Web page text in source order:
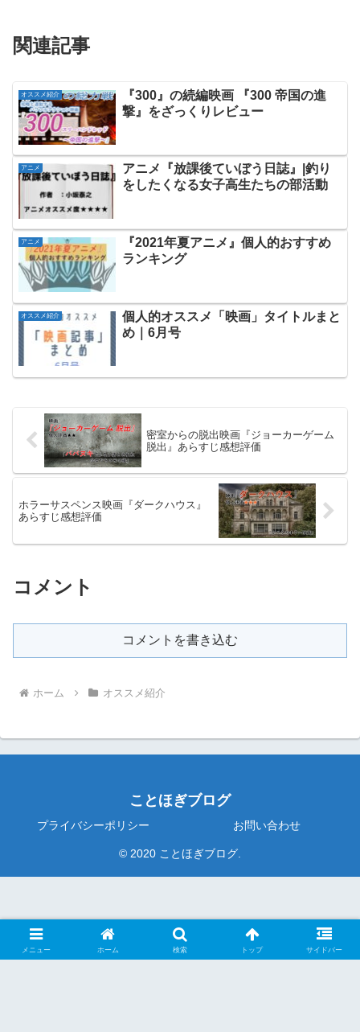
関連記事
オススメ紹介
『300』の続編映画 『300 帝国の進
撃』をざっくりレビュー
アニメ
アニメ『放課後ていぼう日誌』|釣り
をしたくなる女子高生たちの部活動
アニメ
『2021年夏アニメ』個人的おすすめ
ランキング
オススメ紹介
個人的オススメ「映画」タイトルまと
め｜6月号
密室からの脱出映画『ジョーカーゲーム
脱出』あらすじ感想評価
ホラーサスペンス映画『ダークハウス』
あらすじ感想評価
コメント
コメントを書き込む
ホーム オススメ紹介
ことほぎブログ
プライバシーポリシー お問い合わせ
© 2020 ことほぎブログ.
メニュー ホーム 検索 トップ サイドバー